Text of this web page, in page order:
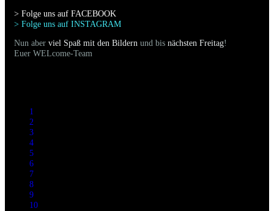
> Folge uns auf FACEBOOK
> Folge uns auf INSTAGRAM
Nun aber viel Spaß mit den Bildern und bis nächsten Freitag!
Euer WELcome-Team
1
2
3
4
5
6
7
8
9
10